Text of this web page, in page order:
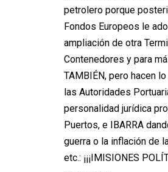
petrolero porque
Fondos Europeos le
ampliación de otra
Contenedores y para
TAMBIÉN, pero hacen
las Autoridades
personalidad jurídica
Puertos, e IBARRA
guerra o la inflación de
etc.: ¡¡¡IMISIONES